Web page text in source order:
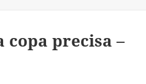
copa precisa –